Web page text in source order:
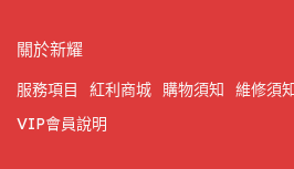
關於新耀
服務項目 紅利商城 購物須知 維修須知
VIP會員說明